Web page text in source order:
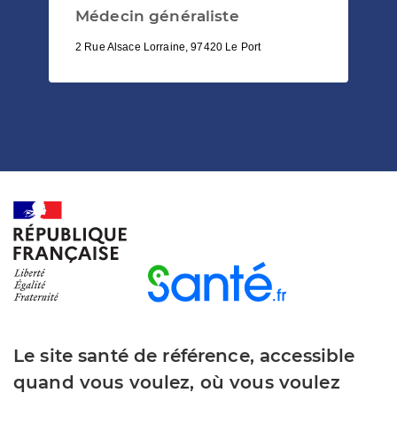
Médecin généraliste
2 Rue Alsace Lorraine, 97420 Le Port
Le site santé de référence, accessible
quand vous voulez, où vous voulez